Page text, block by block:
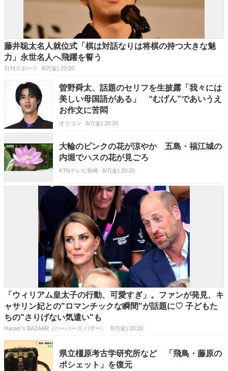
藤井聡太名人就位式「棋は対話なりは将棋の持つ大きな魅
力」永世名人へ飛躍を誓う
日刊スポーツ 8/7(金) 20:20
曽野舜太、話題のセリフを生披露「我々には
美しい母国語がある」 “むげん”であいうえ
お作文に苦悶
オリコン 8/7(金) 20:20
大輪のピンクの花が涼やか 五島・福江城の
内堀でハスの花が見ごろ
KTNテレビ長崎 8/7(金) 20:20
「ウィリアム皇太子の行動、可愛すぎ」。ファンが発見、キ
ャサリン妃との"ロマンチックな瞬間"が話題に♡ 子どもた
ちの"さりげない気遣い"も
Harper’s BAZAAR（ハーパーズ バザー） 8/7(金) 20:20
県立橿原考古学研究所など 「飛鳥・藤原の
ポシェット」を復元